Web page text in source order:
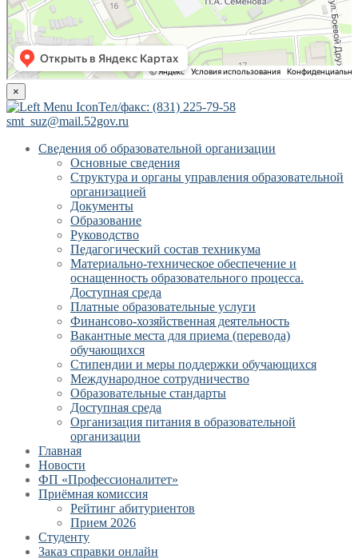
×
Тел/факс: (831) 225-79-58
smt_suz@mail.52gov.ru
Сведения об образовательной организации
Основные сведения
Структура и органы управления образовательной
организацией
Документы
Образование
Руководство
Педагогический состав техникума
Материально-техническое обеспечение и
оснащенность образовательного процесса.
Доступная среда
Платные образовательные услуги
Финансово-хозяйственная деятельность
Вакантные места для приема (перевода)
обучающихся
Стипендии и меры поддержки обучающихся
Международное сотрудничество
Образовательные стандарты
Доступная среда
Организация питания в образовательной
организации
Главная
Новости
ФП «Профессионалитет»
Приёмная комиссия
Рейтинг абитуриентов
Прием 2026
Студенту
Заказ справки онлайн